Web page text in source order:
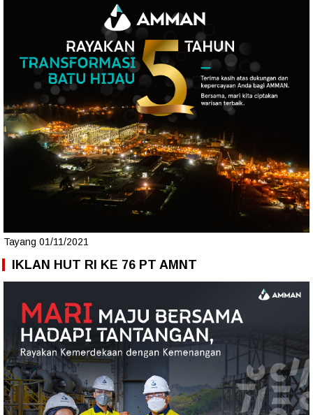
Tayang 01/11/2021
IKLAN HUT RI KE 76 PT AMNT